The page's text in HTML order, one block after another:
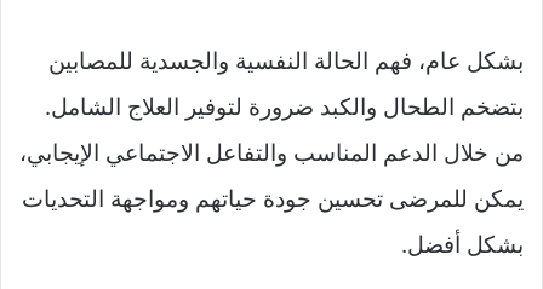
بشكل عام، فهم الحالة النفسية والجسدية للمصابين
بتضخم الطحال والكبد ضرورة لتوفير العلاج الشامل.
من خلال الدعم المناسب والتفاعل الاجتماعي الإيجابي،
يمكن للمرضى تحسين جودة حياتهم ومواجهة التحديات
بشكل أفضل.